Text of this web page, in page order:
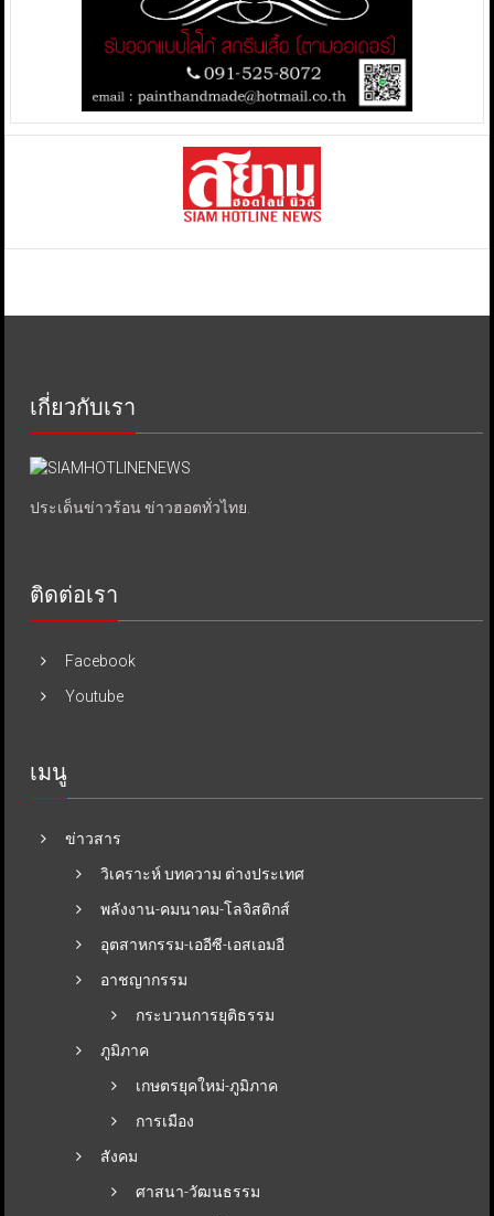
เกี่ยวกับเรา
ประเด็นข่าวร้อน ข่าวฮอตทั่วไทย.
ติดต่อเรา
Facebook
Youtube
เมนู
ข่าวสาร
วิเคราะห์ บทความ ต่างประเทศ
พลังงาน-คมนาคม-โลจิสติกส์
อุตสาหกรรม-เออีซี-เอสเอมอี
อาชญากรรม
กระบวนการยุติธรรม
ภูมิภาค
เกษตรยุคใหม่-ภูมิภาค
การเมือง
สังคม
ศาสนา-วัฒนธรรม